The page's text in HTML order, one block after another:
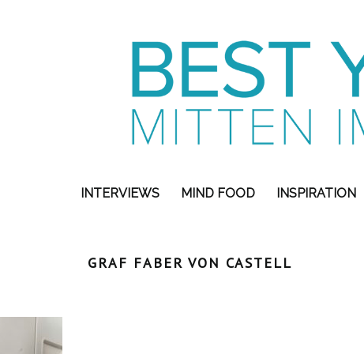
INTERVIEWS MIND FOOD INSPIRATION
GRAF FABER VON CASTELL